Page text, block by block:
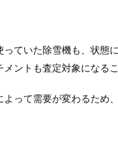
っていた除雪機も、状態
ントも査定対象になる
よって需要が変わるため